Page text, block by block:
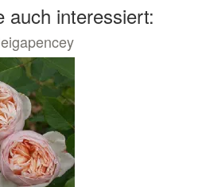
auch interessiert: